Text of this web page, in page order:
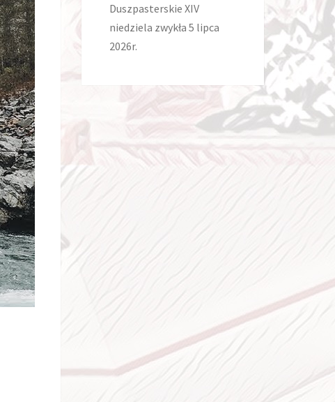
Duszpasterskie XIV
niedziela zwykła 5 lipca
2026r.